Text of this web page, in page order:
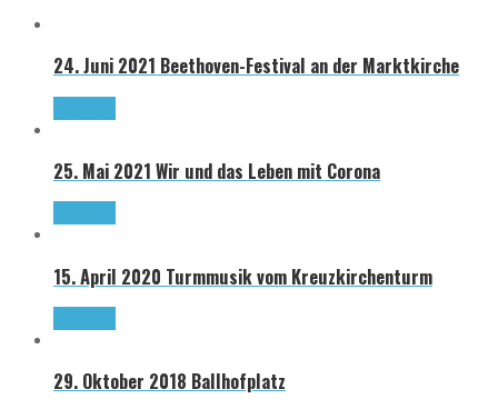
24. Juni 2021 Beethoven-Festival an der Marktkirche
25. Mai 2021 Wir und das Leben mit Corona
15. April 2020 Turmmusik vom Kreuzkirchenturm
29. Oktober 2018 Ballhofplatz